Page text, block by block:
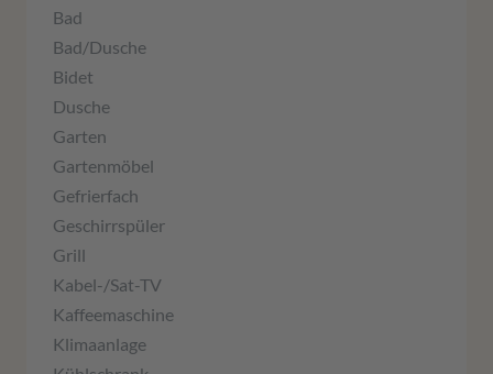
Bad
Bad/Dusche
Bidet
Dusche
Garten
Gartenmöbel
Gefrierfach
Geschirrspüler
Grill
Kabel-/Sat-TV
Kaffeemaschine
Klimaanlage